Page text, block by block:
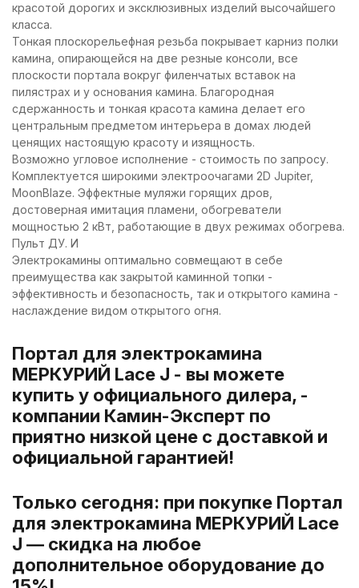
красотой дорогих и эксклюзивных изделий высочайшего
класса.
Тонкая плоскорельефная резьба покрывает карниз полки
камина, опирающейся на две резные консоли, все
плоскости портала вокруг филенчатых вставок на
пилястрах и у основания камина. Благородная
сдержанность и тонкая красота камина делает его
центральным предметом интерьера в домах людей
ценящих настоящую красоту и изящность.
Возможно угловое исполнение - стоимость по запросу.
Комплектуется широкими электроочагами 2D Jupiter,
MoonBlaze. Эффектные муляжи горящих дров,
достоверная имитация пламени, обогреватели
мощностью 2 кВт, работающие в двух режимах обогрева.
Пульт ДУ. И
Электрокамины оптимально совмещают в себе
преимущества как закрытой каминной топки -
эффективность и безопасность, так и открытого камина -
наслаждение видом открытого огня.
Портал для электрокамина
МЕРКУРИЙ Lace J - вы можете
купить у официального дилера, -
компании Камин-Эксперт по
приятно низкой цене с доставкой и
официальной гарантией!
Только сегодня: при покупке Портал
для электрокамина МЕРКУРИЙ Lace
J — скидка на любое
дополнительное оборудование до